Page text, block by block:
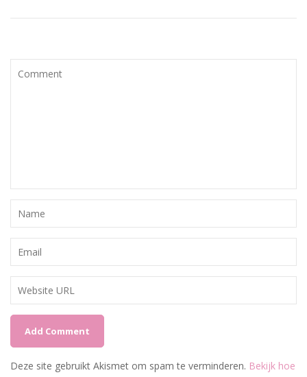
Deze site gebruikt Akismet om spam te verminderen. Bekijk hoe